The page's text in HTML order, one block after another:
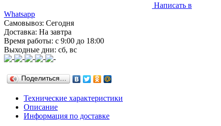
Написать в
Whatsapp
Самовывоз: Сегодня
Доставка: На завтра
Время работы: с 9:00 до 18:00
Выходные дни: сб, вс
Поделиться…
Технические характеристики
Описание
Информация по доставке